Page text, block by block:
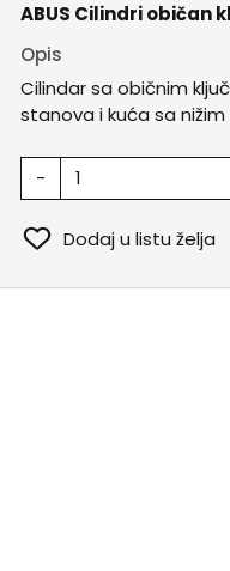
ABUS Cilindri običan
Opis
Cilindar sa običnim
stanova i kuća sa
-
Dodaj u listu želja